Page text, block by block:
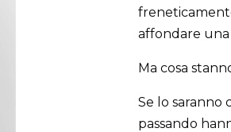
affondare
Ma cosa
Se lo saranno
passando